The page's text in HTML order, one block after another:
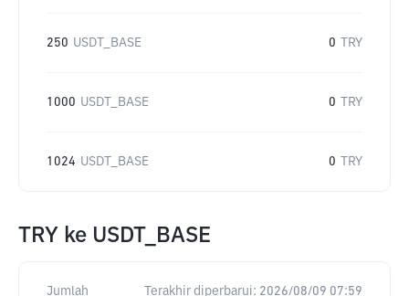
250 USDT_BASE 0 TRY
1000 USDT_BASE 0 TRY
1024 USDT_BASE 0 TRY
TRY ke USDT_BASE
Jumlah Terakhir diperbarui: 2026/08/09 07:59